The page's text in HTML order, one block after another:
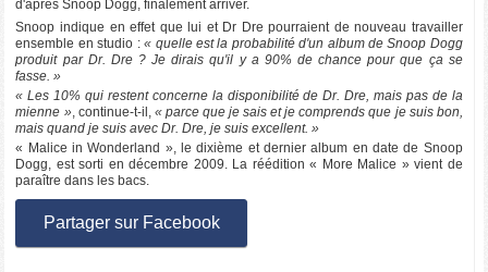
d'après Snoop Dogg, finalement arriver.
Snoop indique en effet que lui et Dr Dre pourraient de nouveau travailler
ensemble en studio :« quelle est la probabilité d'un album de Snoop Dogg
produit par Dr. Dre ? Je dirais qu'il y a 90% de chance pour que ça se
fasse. »
« Les 10% qui restent concerne la disponibilité de Dr. Dre, mais pas de la
mienne », continue-t-il, « parce que je sais et je comprends que je suis bon,
mais quand je suis avec Dr. Dre, je suis excellent. »
« Malice in Wonderland », le dixième et dernier album en date de Snoop
Dogg, est sorti en décembre 2009. La réédition « More Malice » vient de
paraître dans les bacs.
Partager sur Facebook